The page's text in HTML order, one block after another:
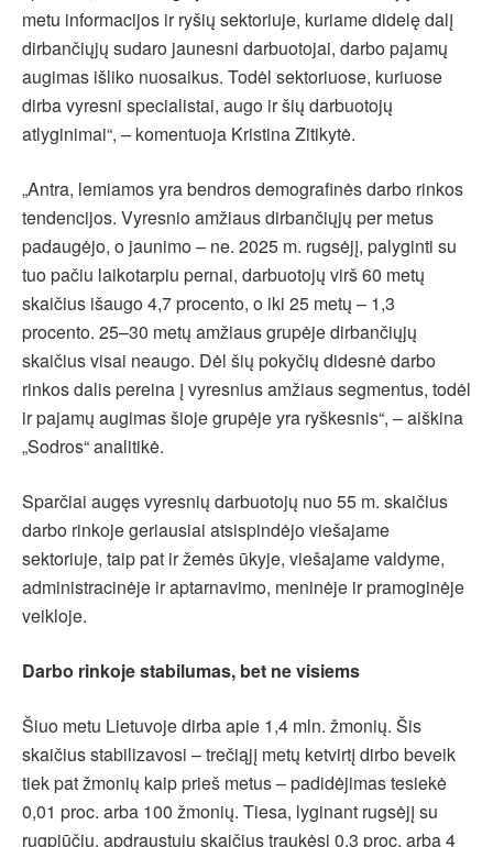
metu informacijos ir ryšių sektoriuje, kuriame didelę dalį
dirbančiųjų sudaro jaunesni darbuotojai, darbo pajamų
augimas išliko nuosaikus. Todėl sektoriuose, kuriuose
dirba vyresni specialistai, augo ir šių darbuotojų
atlyginimai“, – komentuoja Kristina Zitikytė.
„Antra, lemiamos yra bendros demografinės darbo rinkos
tendencijos. Vyresnio amžiaus dirbančiųjų per metus
padaugėjo, o jaunimo – ne. 2025 m. rugsėjį, palyginti su
tuo pačiu laikotarpiu pernai, darbuotojų virš 60 metų
skaičius išaugo 4,7 procento, o iki 25 metų – 1,3
procento. 25–30 metų amžiaus grupėje dirbančiųjų
skaičius visai neaugo. Dėl šių pokyčių didesnė darbo
rinkos dalis pereina į vyresnius amžiaus segmentus, todėl
ir pajamų augimas šioje grupėje yra ryškesnis“, – aiškina
„Sodros“ analitikė.
Sparčiai augęs vyresnių darbuotojų nuo 55 m. skaičius
darbo rinkoje geriausiai atsispindėjo viešajame
sektoriuje, taip pat ir žemės ūkyje, viešajame valdyme,
administracinėje ir aptarnavimo, meninėje ir pramoginėje
veikloje.
Darbo rinkoje stabilumas, bet ne visiems
Šiuo metu Lietuvoje dirba apie 1,4 mln. žmonių. Šis
skaičius stabilizavosi – trečiąjį metų ketvirtį dirbo beveik
tiek pat žmonių kaip prieš metus – padidėjimas tesiekė
0,01 proc. arba 100 žmonių. Tiesa, lyginant rugsėjį su
rugpjūčiu, apdraustųjų skaičius traukėsi 0,3 proc. arba 4